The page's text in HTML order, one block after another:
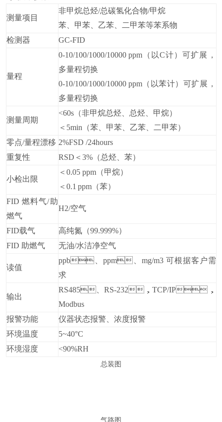
测量项目
非甲烷总烃/总碳氢化合物/甲烷
苯、甲苯、乙苯、二甲苯等苯系物
检测器
GC-FID
量程
0-10/100/1000/10000 ppm （以C计）可扩展 ，
多量程切换
0-10/100/1000/10000 ppm（以苯计）可扩展，
多量程切换
测量周期
<60s（非甲烷总烃、 总烃、甲烷）
＜5min（苯、甲苯、乙苯、二甲苯）
零点/量程漂移 2%FSD /24hours
重复性
RSD＜3%（总烃、苯）
小检出限
＜ 0.05 ppm（甲烷）
＜0.1 ppm（苯）
FID 燃料气/助
燃气
H2/空气
FID载气
高纯氮（99.999%）
FID 助燃气
无油/水洁净空气
读值
ppb、ppm、mg/m3 可根据客户需
求
输出
RS485、RS-232，TCP/IP，
Modbus
报警功能
仪器状态报警、浓度报警
环境温度
5~40°C
环境湿度
<90%RH
总装图
气路图